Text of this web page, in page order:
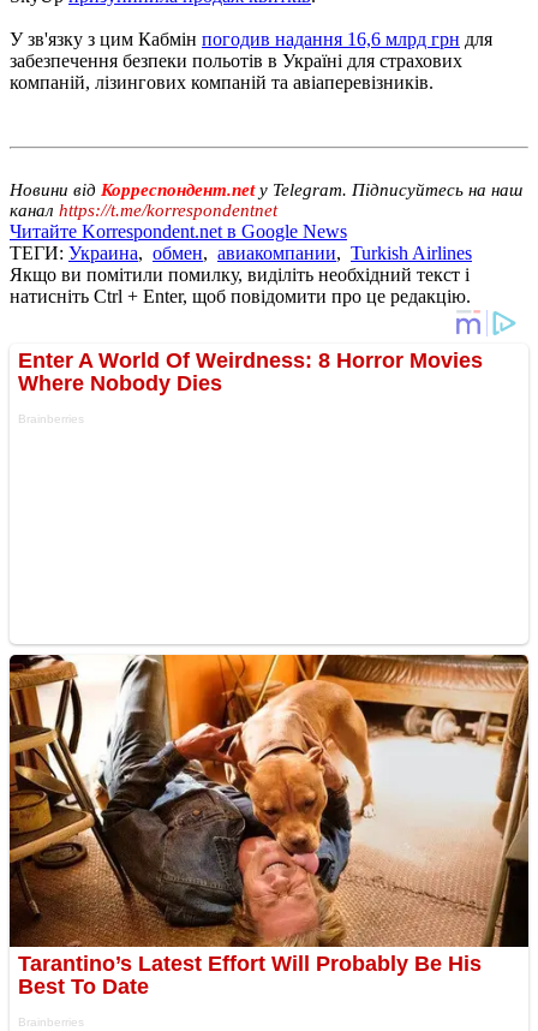
У зв'язку з цим Кабмін погодив надання 16,6 млрд грн для
забезпечення безпеки польотів в Україні для страхових
компаній, лізингових компаній та авіаперевізників.
Новини від Корреспондент.netу Telegram. Підписуйтесь на наш
канал https://t.me/korrespondentnet
Читайте Korrespondent.net в Google News
ТЕГИ: Украина, обмен, авиакомпании, Turkish Airlines
Якщо ви помітили помилку, виділіть необхідний текст і
натисніть Ctrl + Enter, щоб повідомити про це редакцію.